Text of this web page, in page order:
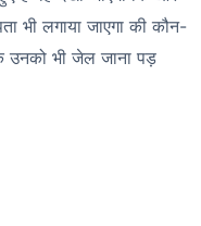
भी लगाया जाएगा की कौन-
उनको भी जेल जाना पड़